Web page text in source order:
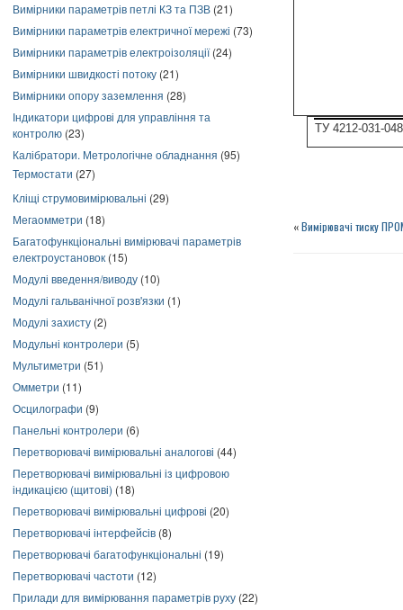
Вимірники параметрів петлі КЗ та ПЗВ (21)
Вимірники параметрів електричної мережі (73)
Вимірники параметрів електроізоляції(24)
Вимірники швидкості потоку (21)
Вимірники опору заземлення (28)
Індикатори цифрові для управління та
контролю (23)
Калібратори. Метрологічне обладнання (95)
Термостати (27)
Кліщі струмовимірювальні (29)
Мегаомметри (18)
Багатофункціональні вимірювачі параметрів
електроустановок (15)
Модулі введення/виводу (10)
Модулі гальванічної розв'язки (1)
Модулі захисту (2)
Модульні контролери (5)
Мультиметри (51)
Омметри (11)
Осцилографи (9)
Панельні контролери (6)
Перетворювачі вимірювальні аналогові (44)
Перетворювачі вимірювальні із цифровою
індикацією (щитові) (18)
Перетворювачі вимірювальні цифрові (20)
Перетворювачі інтерфейсів (8)
Перетворювачі багатофункціональні (19)
Перетворювачі частоти (12)
Прилади для вимірювання параметрів руху (22)
ТУ 4212-031-
«Вимірювачі тиску